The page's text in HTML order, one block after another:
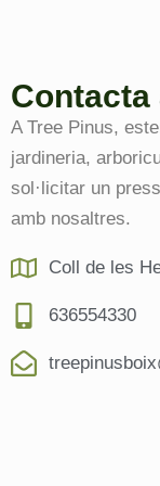
A Tree Pinus,
jardineria,
sol·licitar un
amb nosaltres.
Coll de les
636554330